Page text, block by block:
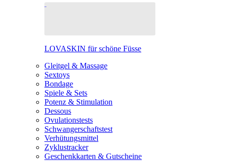
LOVASKIN für schöne Füsse
Gleitgel & Massage
Sextoys
Bondage
Spiele & Sets
Potenz & Stimulation
Dessous
Ovulationstests
Schwangerschaftstest
Verhütungsmittel
Zyklustracker
Geschenkkarten & Gutscheine